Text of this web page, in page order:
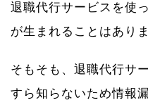
退職代行サービスを使
が生まれることはあり
そもそも、退職代行サ
すら知らないため情報